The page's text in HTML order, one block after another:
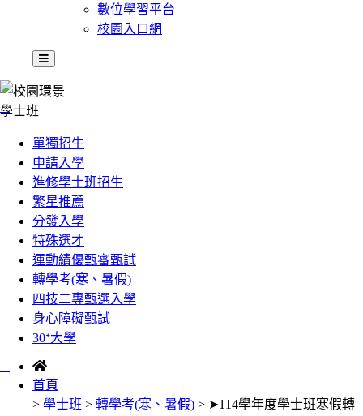
數位學習平台
校園入口網
:::
學士班
單獨招生
申請入學
進修學士班招生
繁星推薦
分發入學
特殊選才
運動績優甄審甄試
轉學考(寒、暑假)
四技二專甄選入學
身心障礙甄試
30ᐩ大學
首頁
> 學士班 > 轉學考(寒、暑假) > ➤114學年度學士班寒假轉